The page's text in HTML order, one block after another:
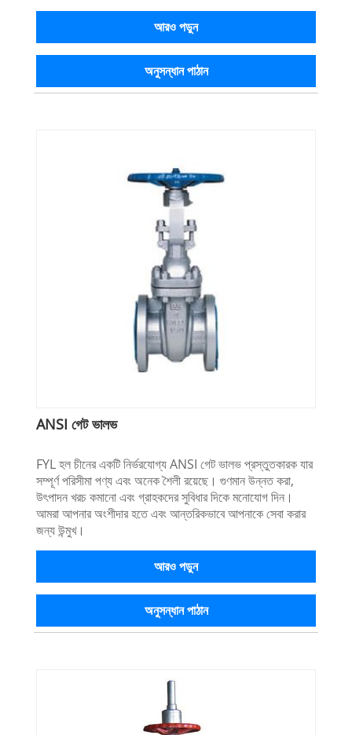
আরও পড়ুন
অনুসন্ধান পাঠান
ANSI গেট ভালভ
FYL হল চীনের একটি নির্ভরযোগ্য ANSI গেট ভালভ প্রস্তুতকারক যার
সম্পূর্ণ পরিসীমা পণ্য এবং অনেক শৈলী রয়েছে। গুণমান উন্নত করা,
উৎপাদন খরচ কমানো এবং গ্রাহকদের সুবিধার দিকে মনোযোগ দিন।
আমরা আপনার অংশীদার হতে এবং আন্তরিকভাবে আপনাকে সেবা করার
জন্য উন্মুখ।
আরও পড়ুন
অনুসন্ধান পাঠান